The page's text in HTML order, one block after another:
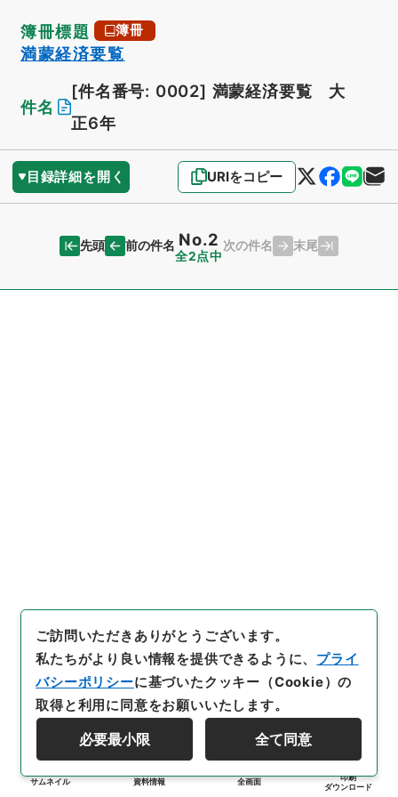
簿冊標題 簿冊
満蒙経済要覧
件名
[件名番号: 0002] 満蒙経済要覧 大
正6年
目録詳細を開く URIをコピー
先頭 前の件名 No.2
全2点中
次の件名 末尾
サムネイル 資料情報 全画面
印刷
ダウンロード
ご訪問いただきありがとうございます。
私たちがより良い情報を提供できるように、 プライ
バシーポリシーに基づいたクッキー（Cookie）の
取得と利用に同意をお願いいたします。
必要最小限 全て同意